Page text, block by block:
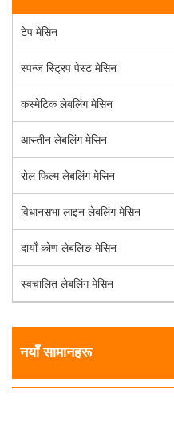
टेप मेसिन
स्पन्ज स्ट्रिप पेस्ट मेसिन
कस्मेटिक लेबलिंग मेसिन
आस्तीन लेबलिंग मेसिन
रोल फिल्म लेबलिंग मेसिन
विधानसभा लाइन लेबलिंग मेसिन
दायाँ कोण लेबलिङ मेसिन
स्वचालित लेबलिंग मेसिन
नयाँ सामानहरू